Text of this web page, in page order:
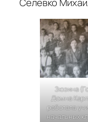
Селевко
Зюзина
Домна
работала
начальных